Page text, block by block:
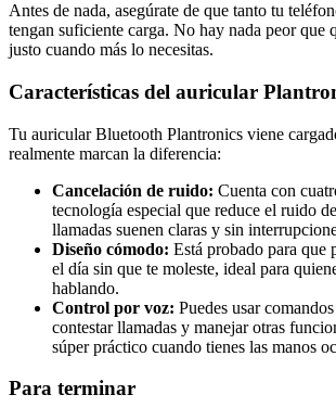
Antes de nada, asegúrate de que tanto tu
tengan suficiente carga. No hay nada peor que
justo cuando más lo necesitas.
Características del auricular
Tu auricular Bluetooth Plantronics viene
realmente marcan la diferencia:
Cancelación de ruido: Cuenta con
tecnología especial que reduce el ruido
llamadas suenen claras y sin
Diseño cómodo: Está probado para que
el día sin que te moleste, ideal para
hablando.
Control por voz: Puedes usar
contestar llamadas y manejar otras
súper práctico cuando tienes las manos
Para terminar